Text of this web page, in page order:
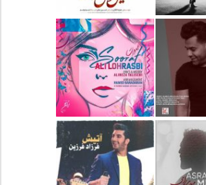
سیروان
مونولوگ
دانلود آهنگ جدید علیرضا
قربانی بنام خیال خوش
جدید رضا
نگار
دانلود آهنگ جدید علی
لهراسبی بنام صورت